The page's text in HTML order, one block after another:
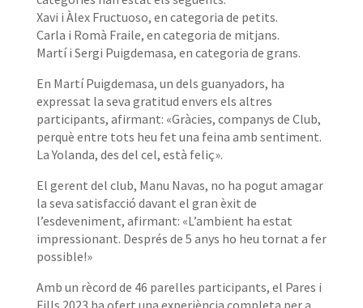
Xavi i Àlex Fructuoso, en categoria de petits.
Carla i Romà Fraile, en categoria de mitjans.
Martí i Sergi Puigdemasa, en categoria de grans.
En Martí Puigdemasa, un dels guanyadors, ha
expressat la seva gratitud envers els altres
participants, afirmant: «Gràcies, companys de Club,
perquè entre tots heu fet una feina amb sentiment.
LaYolanda, des del cel, està feliç».
El gerent del club, Manu Navas, no ha pogut amagar
la seva satisfacció davant el gran èxit de
l’esdeveniment, afirmant: «L’ambient ha estat
impressionant. Després de 5 anys ho heu tornat a fer
possible!»
Amb un rècord de 46 parelles participants, el Pares i
Fills 2023 ha ofert una experiència completa per a